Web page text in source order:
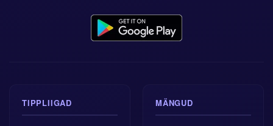
TIPPLIIGAD MÄNGUD